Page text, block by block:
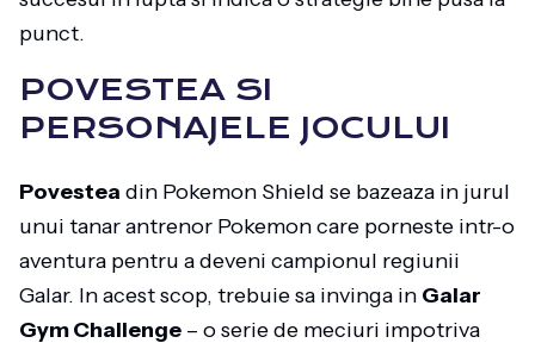
punct.
POVESTEA SI
PERSONAJELE JOCULUI
Povestea din Pokemon Shield se bazeaza in jurul
unui tanar antrenor Pokemon care porneste intr-o
aventura pentru a deveni campionul regiunii
Galar. In acest scop, trebuie sa invinga in Galar
Gym Challenge – o serie de meciuri impotriva